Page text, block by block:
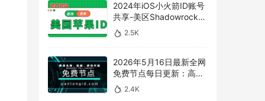
2024年iOS小火箭ID账号
共享-美区Shadowrocket
账号免费分享
2.5K
2026年5月16日最新全网
免费节点每日更新：高速
SS/V2Ray/Clash 订阅分
享，
2.4K